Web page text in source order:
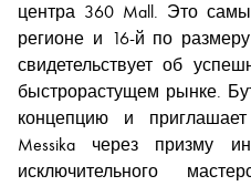
центра 360 Mall. Это
регионе и 16-й по
свидетельствует об
быстрорастущем рынке.
концепцию и
Messika через призму
исключительного